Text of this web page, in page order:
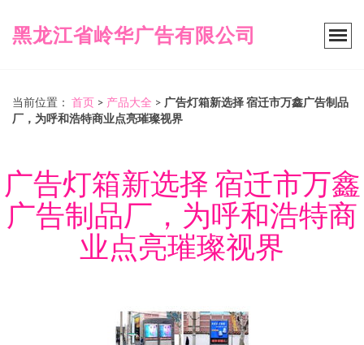
黑龙江省岭华广告有限公司
当前位置： 首页 > 产品大全 > 广告灯箱新选择 宿迁市万鑫广告制品
厂，为呼和浩特商业点亮璀璨视界
广告灯箱新选择 宿迁市万鑫
广告制品厂，为呼和浩特商
业点亮璀璨视界